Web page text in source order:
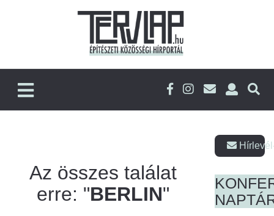
Az összes találat
erre: "BERLIN"